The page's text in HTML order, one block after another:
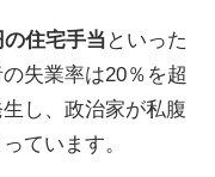
住宅手当 といった
失業率は20％を超
し、政治家が私腹
ています。